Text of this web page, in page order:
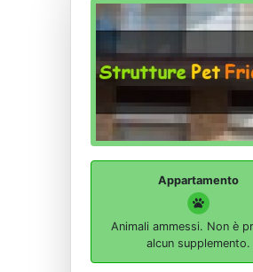
Appartamento
Animali ammessi. Non è
alcun supplemento.